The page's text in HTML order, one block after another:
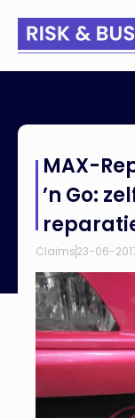
zelfstandige
MAX-
’n Go:
Claims23-06-